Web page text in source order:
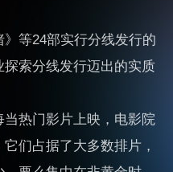
》等24部实行分线发行的
索分线发行迈出的实质
热门影片上映，电影院
们占据了大多数排片，